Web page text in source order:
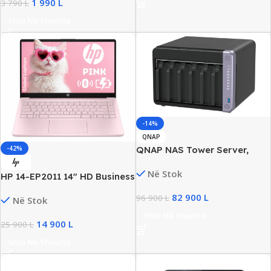
3 790L
-42%
HP 14-EP2011 14″ HD Business
DDR4, 128GB UFS, Intel UHD
Në Stok
25 900L 14 900 L
-14%
QNAP
QNAP NAS Tower Server,
QTS OS, New
Në Stok
96 900L 82 900 L